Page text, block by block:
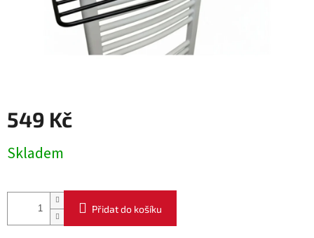
549 Kč
cena:
Skladem
Přidat do košíku